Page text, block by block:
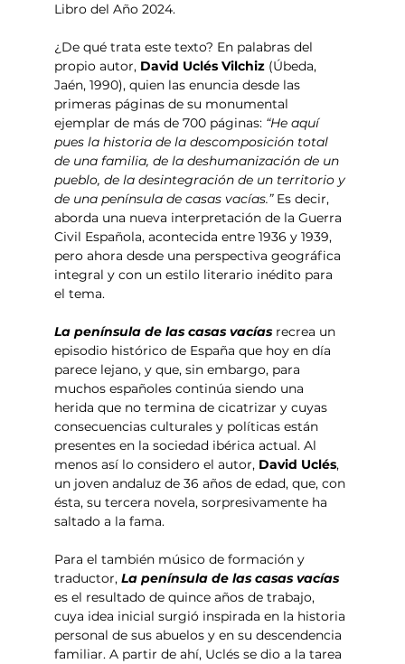
Libro del Año 2024.
¿De qué trata este texto? En palabras del
propio autor, David Uclés Vilchiz (Úbeda,
Jaén, 1990), quien las enuncia desde las
primeras páginas de su monumental
ejemplar de más de 700 páginas: “He aquí
pues la historia de la descomposición total
de una familia, de la deshumanización de un
pueblo, de la desintegración de un territorio y
de una península de casas vacías.” Es decir,
aborda una nueva interpretación de la Guerra
Civil Española, acontecida entre 1936 y 1939,
pero ahora desde una perspectiva geográfica
integral y con un estilo literario inédito para
el tema.
La península de las casas vacías recrea un
episodio histórico de España que hoy en día
parece lejano, y que, sin embargo, para
muchos españoles continúa siendo una
herida que no termina de cicatrizar y cuyas
consecuencias culturales y políticas están
presentes en la sociedad ibérica actual. Al
menos así lo considero el autor, David Uclés,
un joven andaluz de 36 años de edad, que, con
ésta, su tercera novela, sorpresivamente ha
saltado a la fama.
Para el también músico de formación y
traductor, La península de las casas vacías
es el resultado de quince años de trabajo,
cuya idea inicial surgió inspirada en la historia
personal de sus abuelos y en su descendencia
familiar. A partir de ahí, Uclés se dio a la tarea